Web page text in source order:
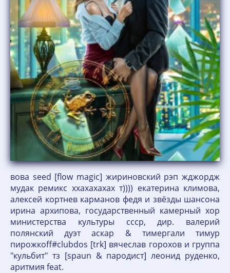
вова seed [flow magic] жириновский рэп жджордж
мудак ремикс ххахахахах т)))) екатерина климова,
алексей кортнев карманов федя и звёзды шансона
ирина архипова, государственный камерный хор
министерства культуры ссср, дир. валерий
полянский дуэт аскар & тимергали тимур
пирожкoff#clubdos [trk] вячеслав горохов и группа
"кульбит" тз [spaun & пародист] леонид руденко,
аритмия feat.